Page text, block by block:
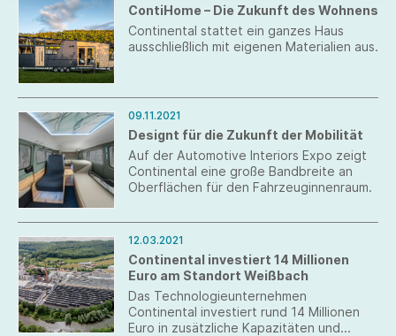
ContiHome – Die Zukunft des Wohnens
Continental stattet ein ganzes Haus
ausschließlich mit eigenen Materialien aus.
09.11.2021
Designt für die Zukunft der Mobilität
Auf der Automotive Interiors Expo zeigt
Continental eine große Bandbreite an
Oberflächen für den Fahrzeuginnenraum.
12.03.2021
Continental investiert 14 Millionen
Euro am Standort Weißbach
Das Technologieunternehmen
Continental investiert rund 14 Millionen
Euro in zusätzliche Kapazitäten und